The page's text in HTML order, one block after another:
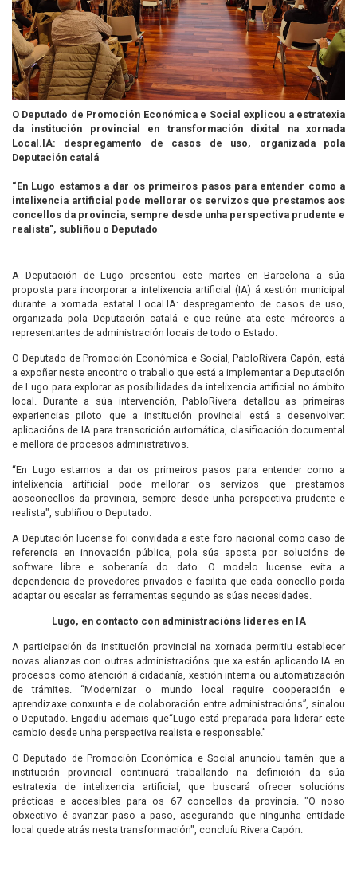
O Deputado de Promoción Económica e Social explicou a estratexia
da institución provincial en transformación dixital na xornada
Local.IA: despregamento de casos de uso, organizada pola
Deputación catalá
“En Lugo estamos a dar os primeiros pasos para entender como a
intelixencia artificial pode mellorar os servizos que prestamos aos
concellos da provincia, sempre desde unha perspectiva prudente e
realista", subliñou o Deputado
A Deputación de Lugo presentou este martes en Barcelona a súa
proposta para incorporar a intelixencia artificial (IA) á xestión municipal
durante a xornada estatal Local.IA: despregamento de casos de uso,
organizada pola Deputación catalá e que reúne ata este mércores a
representantes de administración locais de todo o Estado.
O Deputado de Promoción Económica e Social, PabloRivera Capón, está
a expoñer neste encontro o traballo que está a implementar a Deputación
de Lugo para explorar as posibilidades da intelixencia artificial no ámbito
local. Durante a súa intervención, PabloRivera detallou as primeiras
experiencias piloto que a institución provincial está a desenvolver:
aplicacións de IA para transcrición automática, clasificación documental
e mellora de procesos administrativos.
“En Lugo estamos a dar os primeiros pasos para entender como a
intelixencia artificial pode mellorar os servizos que prestamos
aosconcellos da provincia, sempre desde unha perspectiva prudente e
realista", subliñou o Deputado.
A Deputación lucense foi convidada a este foro nacional como caso de
referencia en innovación pública, pola súa aposta por solucións de
software libre e soberanía do dato. O modelo lucense evita a
dependencia de provedores privados e facilita que cada concello poida
adaptar ou escalar as ferramentas segundo as súas necesidades.
Lugo, en contacto con administracións líderes en IA
A participación da institución provincial na xornada permitiu establecer
novas alianzas con outras administracións que xa están aplicando IA en
procesos como atención á cidadanía, xestión interna ou automatización
de trámites. “Modernizar o mundo local require cooperación e
aprendizaxe conxunta e de colaboración entre administracións”, sinalou
o Deputado. Engadiu ademais que“Lugo está preparada para liderar este
cambio desde unha perspectiva realista e responsable.”
O Deputado de Promoción Económica e Social anunciou tamén que a
institución provincial continuará traballando na definición da súa
estratexia de intelixencia artificial, que buscará ofrecer solucións
prácticas e accesibles para os 67 concellos da provincia. "O noso
obxectivo é avanzar paso a paso, asegurando que ningunha entidade
local quede atrás nesta transformación", concluíu Rivera Capón.